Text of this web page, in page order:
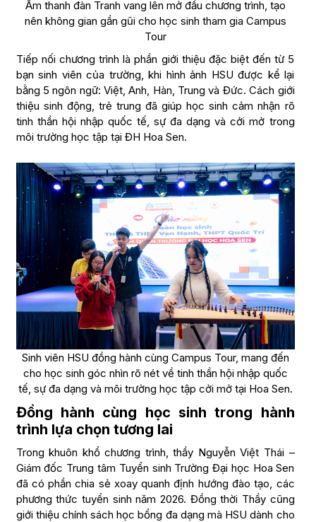
Âm thanh đàn Tranh vang lên mở đầu chương trình, tạo
nên không gian gần gũi cho học sinh tham gia Campus
Tour
Tiếp nối chương trình là phần giới thiệu đặc biệt đến từ 5
bạn sinh viên của trường, khi hình ảnh HSU được kể lại
bằng 5 ngôn ngữ: Việt, Anh, Hàn, Trung và Đức. Cách giới
thiệu sinh động, trẻ trung đã giúp học sinh cảm nhận rõ
tinh thần hội nhập quốc tế, sự đa dạng và cởi mở trong
môi trường học tập tại ĐH Hoa Sen.
Sinh viên HSU đồng hành cùng Campus Tour, mang đến
cho học sinh góc nhìn rõ nét về tinh thần hội nhập quốc
tế, sự đa dạng và môi trường học tập cởi mở tại Hoa Sen.
Đồng hành cùng học sinh trong hành
trình lựa chọn tương lai
Trong khuôn khổ chương trình, thầy Nguyễn Việt Thái –
Giám đốc Trung tâm Tuyển sinh Trường Đại học Hoa Sen
đã có phần chia sẻ xoay quanh định hướng đào tạo, các
phương thức tuyển sinh năm 2026. Đồng thời Thầy cũng
giới thiệu chính sách học bổng đa dạng mà HSU dành cho